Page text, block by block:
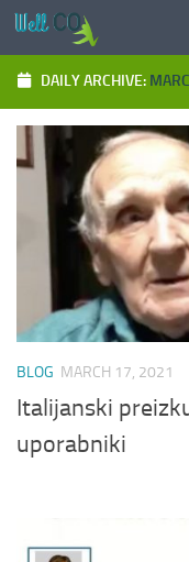
Skip to content
DAILY ARCHIVE:
BLOG MARCH 17, 2021
Italijanski
uporabniki